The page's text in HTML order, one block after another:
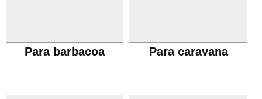
Para barbacoa Para caravana